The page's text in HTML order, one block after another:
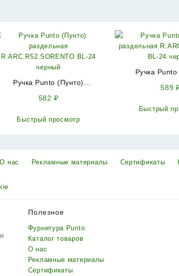
Ручка Punto (Пунто)
582 ₽
Быстрый просмотр
Ручка
589
Быстрый
О нас Рекламные материалы Сертификаты
Полезное
Фурнитура Punto
Каталог товаров
О нас
Рекламные материалы
Сертификаты